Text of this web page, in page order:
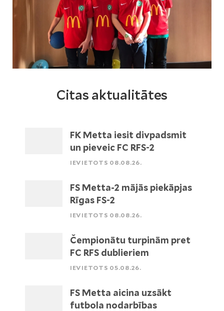
Citas aktualitātes
FK Metta iesit divpadsmit
un pieveic FC RFS-2
IEVIETOTS 08.08.26.
FS Metta-2 mājās piekāpjas
Rīgas FS-2
IEVIETOTS 08.08.26.
Čempionātu turpinām pret
FC RFS dublieriem
IEVIETOTS 05.08.26.
FS Metta aicina uzsākt
futbola nodarbības